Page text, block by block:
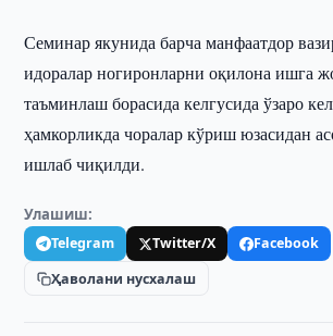
Семинар якунида барча манфаатдор
идоралар ногиронларни оқилона ишга
таъминлаш борасида келгусида ўзаро
ҳамкорликда чоралар кўриш юзасидан
ишлаб чиқилди.
Улашиш:
Telegram Twitter/X
Facebook
Ҳаволани нусхалаш